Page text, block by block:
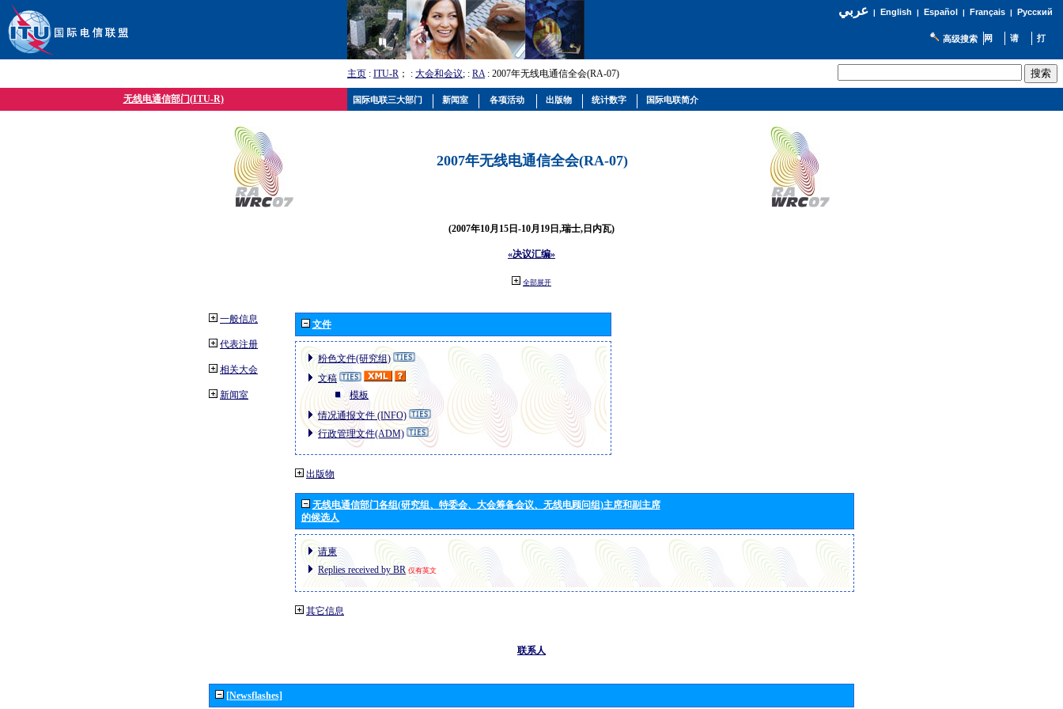
عربي| English | Español | Français| Русский
高级搜索
主页 : ITU-R ； : 大会和会议; : RA: 2007年无线电通信全会(RA-07)
无线电通信部门(ITU-R)
2007年无线电通信全会(RA-07)
(2007年10月15日-10月19日,瑞士,日内瓦)
«决议汇编»
全部展开
一般信息
代表注册
相关大会
新闻室
文件
粉色文件(研究组)
文稿
模板
情况通报文件 (INFO)
行政管理文件(ADM)
出版物
无线电通信部门各组(研究组、特委会、大会筹备会议、无线电顾问组)主席和副主席
的候选人
请柬
Replies received by BR 仅有英文
其它信息
联系人
[Newsflashes]
国际电联三大部门 新闻室 各项活动 出版物 统计数字 国际电联简介